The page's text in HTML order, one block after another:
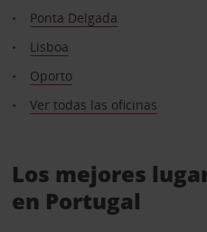
Ponta Delgada
Lisboa
Oporto
Ver todas las oficinas
Los mejores
en Portugal